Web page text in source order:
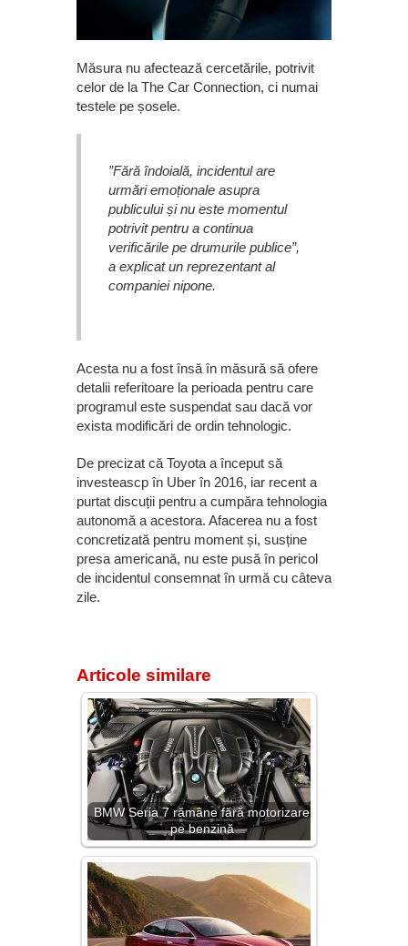
Măsura nu afectează cercetările, potrivit
celor de la The Car Connection, ci numai
testele pe șosele.
”Fără îndoială, incidentul are
urmări emoționale asupra
publicului și nu este momentul
potrivit pentru a continua
verificările pe drumurile publice”,
a explicat un reprezentant al
companiei nipone.
Acesta nu a fost însă în măsură să ofere
detalii referitoare la perioada pentru care
programul este suspendat sau dacă vor
exista modificări de ordin tehnologic.
De precizat că Toyota a început să
investeascp în Uber în 2016, iar recent a
purtat discuții pentru a cumpăra tehnologia
autonomă a acestora. Afacerea nu a fost
concretizată pentru moment și, susține
presa americană, nu este pusă în pericol
de incidentul consemnat în urmă cu câteva
zile.
Articole similare
BMW Seria 7 rămâne fără motorizare
pe benzină